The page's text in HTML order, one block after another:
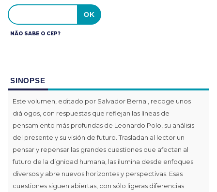
NÃO SABE O CEP?
SINOPSE
Este volumen, editado por Salvador Bernal, recoge unos
diálogos, con respuestas que reflejan las líneas de
pensamiento más profundas de Leonardo Polo, su análisis
del presente y su visión de futuro. Trasladan al lector un
pensar y repensar las grandes cuestiones que afectan al
futuro de la dignidad humana, las ilumina desde enfoques
diversos y abre nuevos horizontes y perspectivas. Esas
cuestiones siguen abiertas, con sólo ligeras diferencias